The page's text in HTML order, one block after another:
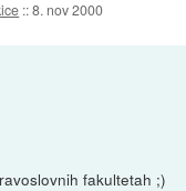
::8. nov 2000
fakultetah ;)